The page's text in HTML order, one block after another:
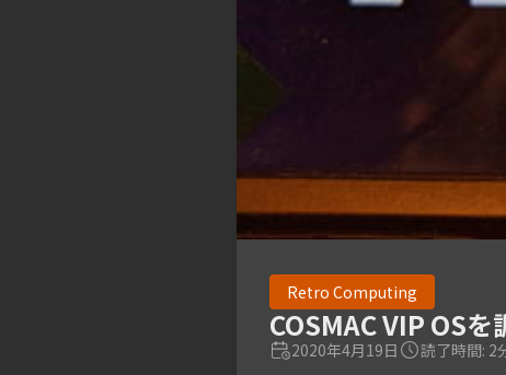
Retro Computing
COSMAC VIP OS
2020年4月19日 読了時間: 2